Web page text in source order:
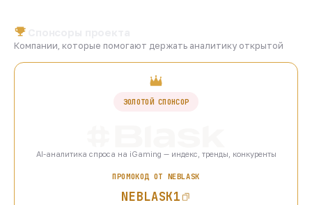
Компании, которые помогают держать аналитику открытой
ЗОЛОТОЙ СПОНСОР
AI-аналитика спроса на iGaming — индекс, тренды, конкуренты
ПРОМОКОД ОТ NEBLASK
NEBLASK1